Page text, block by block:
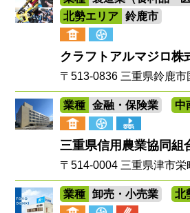
北勢エリア
鈴鹿市
クラフトアルマジロ株
〒513-0836 三重県鈴鹿
業種 金融・保険業 中
三重県信用農業協同組
〒514-0004 三重県津市
業種 卸売・小売業 北